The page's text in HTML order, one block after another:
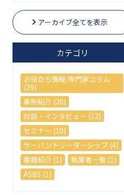
アーカイブ全てを表示
カテゴリ
お役立ち情報/専門家コラム
(39)
事例紹介 (20)
対談・インタビュー (12)
セミナー (10)
サーバントリーダーシップ (4)
書籍紹介 (1)
執筆者一覧 (1)
ASBS (1)